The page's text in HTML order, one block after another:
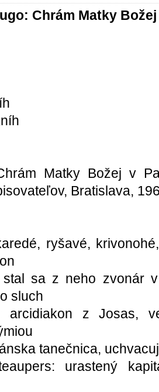
Chrám Matky
Matky Božej v
Bratislava,
ryšavé,
stal sa z neho zvonár
sluch
arcidiakon z Josas,
tanečnica,
urastený